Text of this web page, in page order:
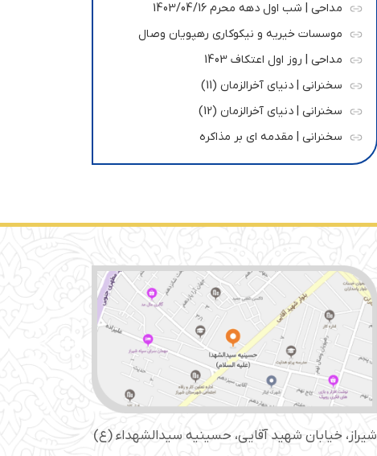
مداحی | شب اول دهه محرم 1403/04/16
موسسات خیریه و نیکوکاری رهپویان وصال
مداحی | روز اول اعتکاف 1403
سخنرانی | دنیای آخرالزمان (11)
سخنرانی | دنیای آخرالزمان (12)
سخنرانی | مقدمه ای بر مذاکره
شیراز، خیابان شهید آقایی، حسینیه سید‌الشهداء (ع)